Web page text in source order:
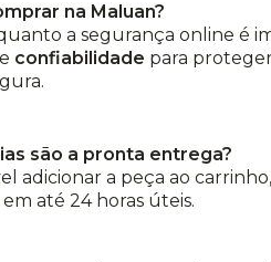
na Maluan?
quanto a segurança online é
e confiabilidade para
são a pronta entrega?
adicionar a peça ao
até 24 horas úteis.